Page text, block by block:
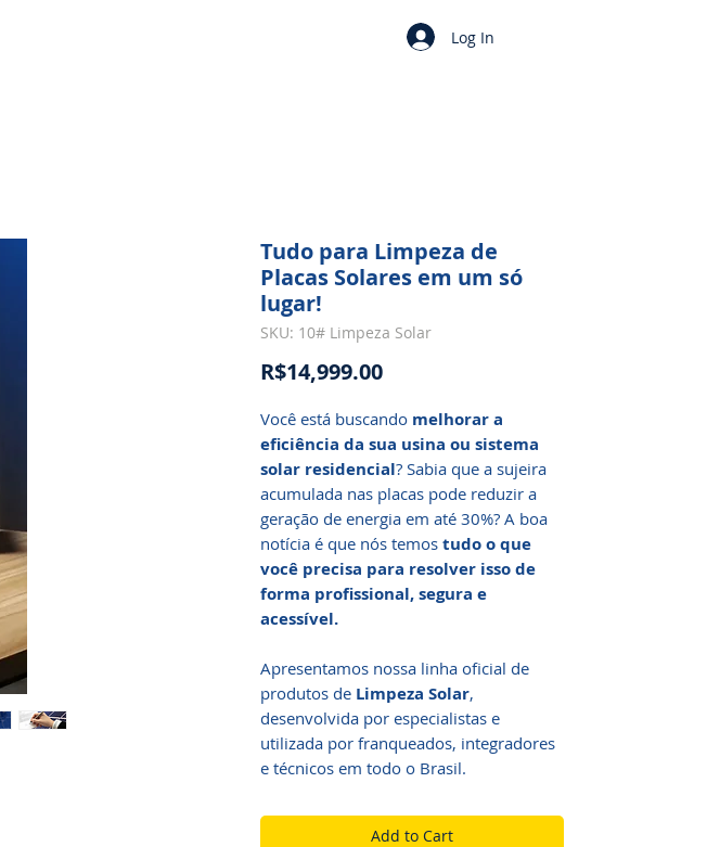
Log In
Tudo para Limpeza de
Placas Solares em um só
lugar!
SKU: 10# Limpeza Solar
R$14,999.00Price
Você está buscando melhorar a
eficiência da sua usina ou sistema
solar residencial? Sabia que a sujeira
acumulada nas placas pode reduzir a
geração de energia em até 30%? A boa
notícia é que nós temos tudo o que
você precisa para resolver isso de
forma profissional, segura e
acessível.
Apresentamos nossa linha oficial de
produtos de Limpeza Solar,
desenvolvida por especialistas e
utilizada por franqueados, integradores
e técnicos em todo o Brasil.
Add to Cart